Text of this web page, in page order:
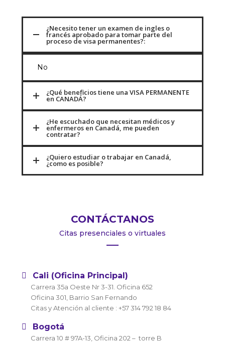
¿Necesito tener un examen de ingles o
francés aprobado para tomar parte del
proceso de visa permanentes?:
No
¿Qué beneficios tiene una VISA PERMANENTE
en CANADÁ?
¿He escuchado que necesitan médicos y
enfermeros en Canadá, me pueden
contratar?
¿Quiero estudiar o trabajar en Canadá,
¿como es posible?
CONTÁCTANOS
Citas presenciales o virtuales
Cali (Oficina Principal)
Carrera 35a Oeste Nr 3-31. Oficina 652
Oficina 301, Barrio San Fernando
Citas y Atención al cliente : +57 314 792 18 84
Bogotá
Carrera 10 # 97A-13, Oficina 202 – torre B